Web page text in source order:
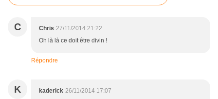
C Chris 27/11/2014 21:22
Oh là là ce doit être divin !
Répondre
K kaderick 26/11/2014 17:07